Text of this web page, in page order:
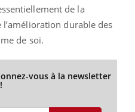
de la
durable des
de soi.
vous à la newsletter
!